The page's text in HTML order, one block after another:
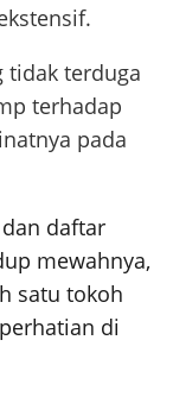
tidak terduga
terhadap
pada
daftar
mewahnya,
satu tokoh
di